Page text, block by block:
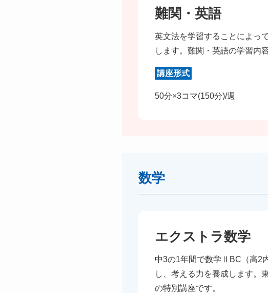
難関・英語
英文法を学習することによっ
します。難関・英語の学習内
講座形式
50分×3コマ(150分)/週
数学
エクストラ数学
中3の1年間で数学ⅡBC（高2
し、考える力を養成します。
の特別講座です。